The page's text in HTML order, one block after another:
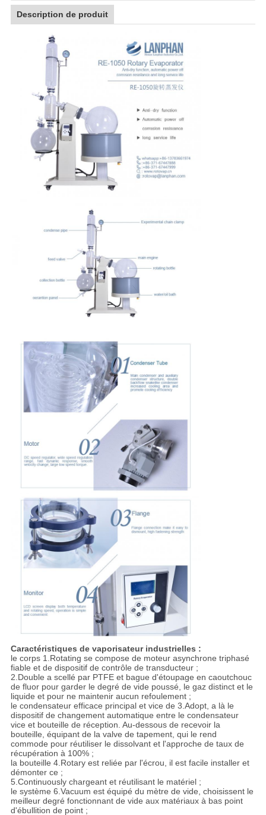
Description de produit
Caractéristiques de vaporisateur industrielles :
le corps 1.Rotating se compose de moteur asynchrone triphasé
fiable et de dispositif de contrôle de transducteur ;
2.Double a scellé par PTFE et bague d'étoupage en caoutchouc
de fluor pour garder le degré de vide poussé, le gaz distinct et le
liquide et pour ne maintenir aucun refoulement ;
le condensateur efficace principal et vice de 3.Adopt, a là le
dispositif de changement automatique entre le condensateur
vice et bouteille de réception. Au-dessous de recevoir la
bouteille, équipant de la valve de tapement, qui le rend
commode pour réutiliser le dissolvant et l'approche de taux de
récupération à 100% ;
la bouteille 4.Rotary est reliée par l'écrou, il est facile installer et
démonter ce ;
5.Continuously chargeant et réutilisant le matériel ;
le système 6.Vacuum est équipé du mètre de vide, choisissent le
meilleur degré fonctionnant de vide aux matériaux à bas point
d'ébullition de point ;